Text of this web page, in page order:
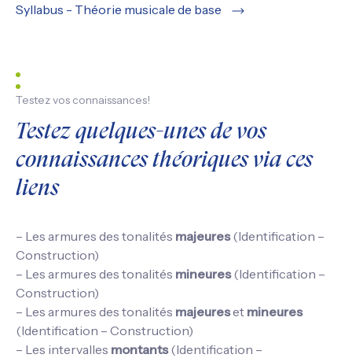
Syllabus - Théorie musicale de base
Testez vos connaissances!
Testez quelques-unes de vos
connaissances théoriques via ces
liens
– Les armures des tonalités majeures(Identification –
Construction)
– Les armures des tonalités mineures(Identification –
Construction)
– Les armures des tonalités majeureset mineures
(Identification – Construction)
– Les intervalles montants(Identification –